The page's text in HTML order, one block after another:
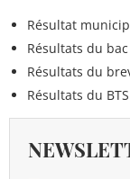
Résultat
Résultats du
Résultats du
Résultats du